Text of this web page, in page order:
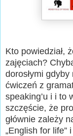
Kto powiedział,
zajęciach?
dorosłymi gdyby
ćwiczeń z
speaking’u i i to
szczęście, że
głównie zależy
„English for life”